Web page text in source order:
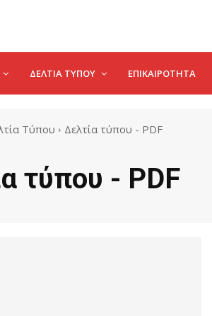
ΔΕΛΤΊΑ ΤΎΠΟΥ ΕΠΙΚΑΙΡΌΤΗΤΑ
Τύπου Δελτία τύπου - PDF
τύπου - PDF